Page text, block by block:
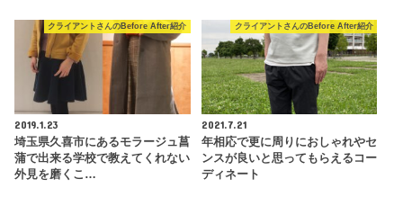
クライアントさんのBefore After紹介
2019.1.23
埼玉県久喜市にあるモラージュ菖
蒲で出来る学校で教えてくれない
外見を磨くこ…
クライアントさんのBefore After紹介
2021.7.21
年相応で更に周りにおしゃれやセ
ンスが良いと思ってもらえるコー
ディネート